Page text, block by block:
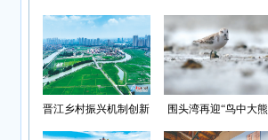
光”首批认定名单
晋江乡村振兴机制创新
围头湾再迎“鸟中大熊